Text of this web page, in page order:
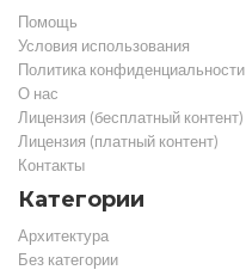
Помощь
Условия использования
Политика конфиденциальности
О нас
Лицензия (бесплатный контент)
Лицензия (платный контент)
Контакты
Категории
Архитектура
Без категории